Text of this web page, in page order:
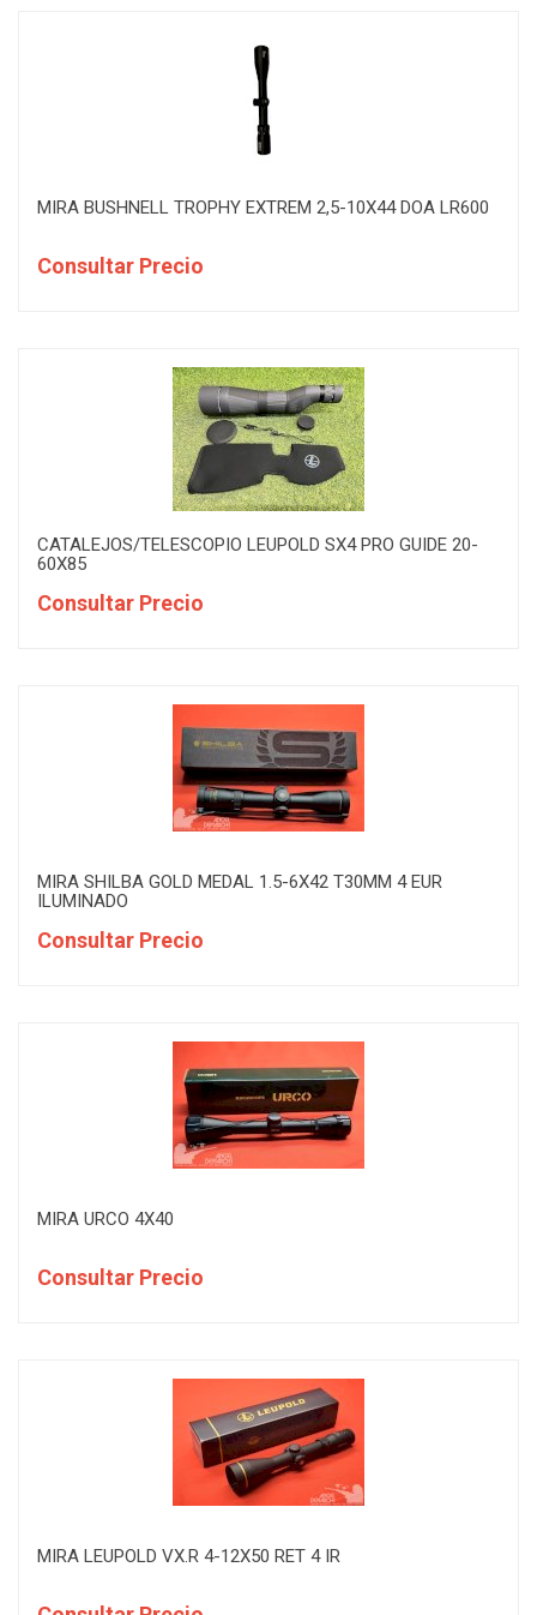
MIRA BUSHNELL TROPHY EXTREM 2,5-10X44 DOA LR600
Consultar Precio
CATALEJOS/TELESCOPIO LEUPOLD SX4 PRO GUIDE 20-
60X85
Consultar Precio
MIRA SHILBA GOLD MEDAL 1.5-6X42 T30MM 4 EUR
ILUMINADO
Consultar Precio
MIRA URCO 4X40
Consultar Precio
MIRA LEUPOLD VX.R 4-12X50 RET 4 IR